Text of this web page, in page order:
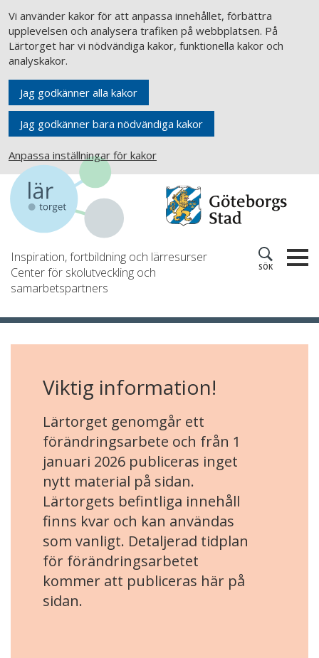
Vi använder kakor för att anpassa innehållet, förbättra
upplevelsen och analysera trafiken på webbplatsen. På
Lärtorget har vi nödvändiga kakor, funktionella kakor och
analyskakor.
Jag godkänner alla kakor
Jag godkänner bara nödvändiga kakor
Anpassa inställningar för kakor
Inspiration, fortbildning och lärresurser
Center för skolutveckling och
samarbetspartners
SÖK
Viktig information!
Lärtorget genomgår ett
förändringsarbete och från 1
januari 2026 publiceras inget
nytt material på sidan.
Lärtorgets befintliga innehåll
finns kvar och kan användas
som vanligt. Detaljerad tidplan
för förändringsarbetet
kommer att publiceras här på
sidan.